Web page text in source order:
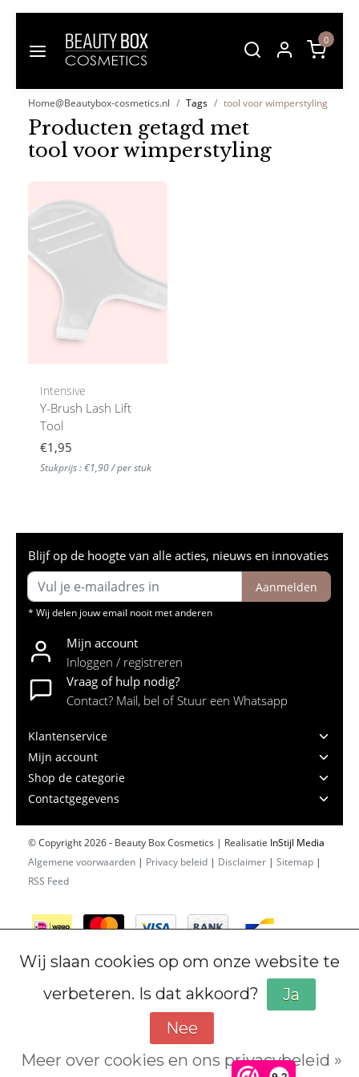
0
Home@Beautybox-cosmetics.nl Tags tool voor wimperstyling
Producten getagd met
tool voor wimperstyling
Intensive
Y-Brush Lash Lift
Tool
€1,95
Stukprijs : €1,90 / per stuk
Blijf op de hoogte van alle acties, nieuws en innovaties
Aanmelden
* Wij delen jouw email nooit met anderen
Mijn account
Inloggen / registreren
Vraag of hulp nodig?
Contact? Mail, bel of Stuur een Whatsapp
Klantenservice
Mijn account
Shop de categorie
Contactgegevens
© Copyright 2026 - Beauty Box Cosmetics | Realisatie InStijl Media
Algemene voorwaarden | Privacy beleid | Disclaimer | Sitemap |
RSS Feed
Wij slaan cookies op om onze website te
verbeteren. Is dat akkoord?
Ja
Nee
Meer over cookies en ons privacybeleid »